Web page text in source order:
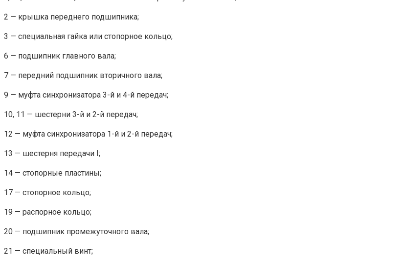
2 — крышка переднего подшипника;
3 — специальная гайка или стопорное кольцо;
6 — подшипник главного вала;
7 — передний подшипник вторичного вала;
9 — муфта синхронизатора 3-й и 4-й передач;
10, 11 — шестерни 3-й и 2-й передач;
12 — муфта синхронизатора 1-й и 2-й передач;
13 — шестерня передачи I;
14 — стопорные пластины;
17 — стопорное кольцо;
19 — распорное кольцо;
20 — подшипник промежуточного вала;
21 — специальный винт;